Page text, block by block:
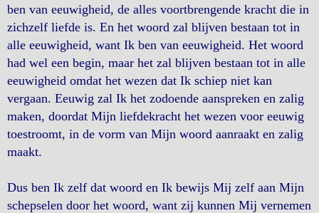
ben van eeuwigheid, de alles voortbrengende kracht die in
zichzelf liefde is. En het woord zal blijven bestaan tot in
alle eeuwigheid, want Ik ben van eeuwigheid. Het woord
had wel een begin, maar het zal blijven bestaan tot in alle
eeuwigheid omdat het wezen dat Ik schiep niet kan
vergaan. Eeuwig zal Ik het zodoende aanspreken en zalig
maken, doordat Mijn liefdekracht het wezen voor eeuwig
toestroomt, in de vorm van Mijn woord aanraakt en zalig
maakt.
Dus ben Ik zelf dat woord en Ik bewijs Mij zelf aan Mijn
schepselen door het woord, want zij kunnen Mij vernemen